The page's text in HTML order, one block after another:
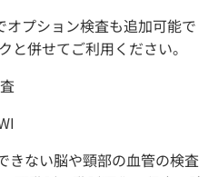
オプション検査も追加可能で
と併せてご利用ください。
きない脳や頸部の血管の検査